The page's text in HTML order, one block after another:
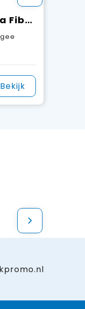
AC golf umbrella Fibermatic XL Vent
Bekijk